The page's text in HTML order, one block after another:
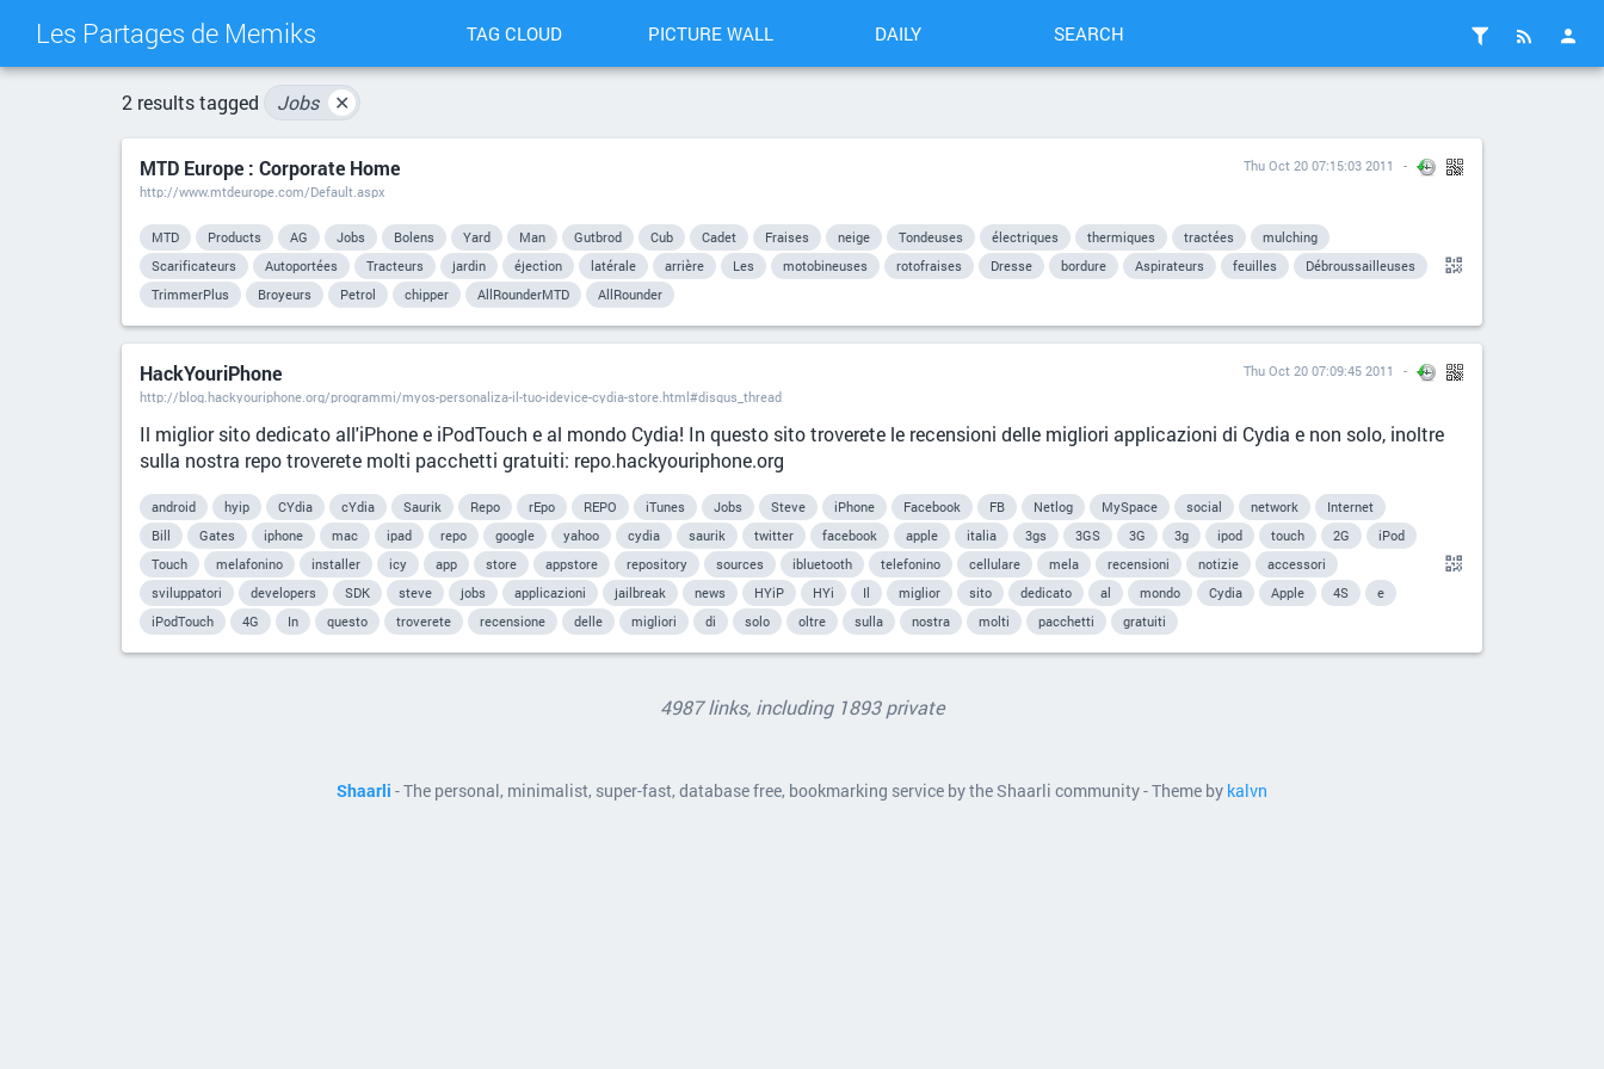
Les Partages de Memiks TAG CLOUD PICTURE WALL DAILY SEARCH
2 results tagged Jobs ✕
MTD Europe : Corporate Home
http://www.mtdeurope.com/Default.aspx
Thu Oct 20 07:15:03 2011
MTD Products AG Jobs Bolens Yard Man Gutbrod Cub Cadet Fraises neige Tondeuses électriques thermiques tractées
mulching
Scarificateurs
Autoportées Tracteurs jardin éjection latérale arrière Les motobineuses rotofraises Dresse bordure Aspirateurs feuilles
Débroussailleuses
TrimmerPlus
Broyeurs Petrol chipper AllRounderMTD AllRounder
HackYouriPhone
http://blog.hackyouriphone.org/programmi/myos-personaliza-il-tuo-idevice-cydia-store.html#disqus_thread
Thu Oct 20 07:09:45 2011
Il miglior sito dedicato all'iPhone e iPodTouch e al mondo Cydia! In questo sito troverete le recensioni delle migliori applicazioni di Cydia e non solo, inoltre
sulla nostra repo troverete molti pacchetti gratuiti: repo.hackyouriphone.org
android hyip CYdia cYdia Saurik Repo rEpo REPO iTunes Jobs Steve iPhone Facebook FB Netlog MySpace social network
Internet
Bill
Gates iphone mac ipad repo google yahoo cydia saurik twitter facebook apple italia 3gs 3GS 3G 3g ipod touch 2G
iPod
Touch
melafonino installer icy app store appstore repository sources ibluetooth telefonino cellulare mela recensioni notizie
accessori
sviluppatori
developers SDK steve jobs applicazioni jailbreak news HYiP HYi Il miglior sito dedicato al mondo Cydia Apple 4S
e
iPodTouch
4G In questo troverete recensione delle migliori di solo oltre sulla nostra molti pacchetti gratuiti
4987 links, including 1893 private
Shaarli - The personal, minimalist, super-fast, database free, bookmarking service by the Shaarli community - Theme by kalvn